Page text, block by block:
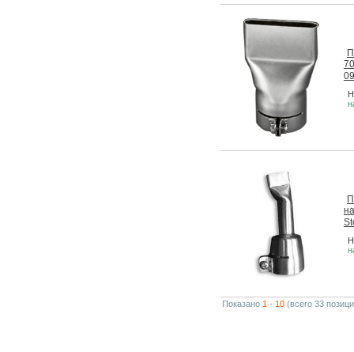
Показано 1 - 10 (всего 33